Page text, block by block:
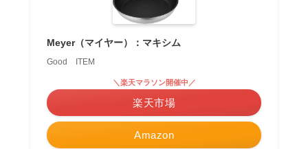
Meyer（マイヤー）：マキシム
Good ITEM
Amazon
＼楽天マラソン開催中／
楽天市場